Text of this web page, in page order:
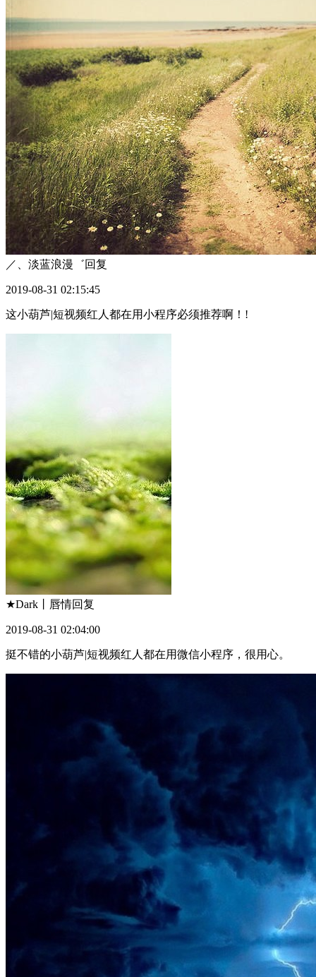
／、淡蓝浪漫゛回复
2019-08-31 02:15:45
这小葫芦|短视频红人都在用小程序必须推荐啊！!
★Dark丨唇情回复
2019-08-31 02:04:00
挺不错的小葫芦|短视频红人都在用微信小程序，很用心。